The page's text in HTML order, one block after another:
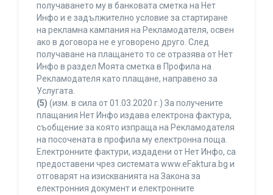
получаването му в банковата сметка на Нет
Инфо и е задължително условие за стартиране
на рекламна кампания на Рекламодателя, освен
ако в договора не е уговорено друго. След
получаване на плащането то се отразява от Нет
Инфо в раздел Моята сметка в Профила на
Рекламодателя като плащане, направено за
Услугата.
(5) (изм. в сила от 01.03.2020 г.) За получените
плащания Нет Инфо издава електрона фактура,
съобщение за която изпраща на Рекламодателя
на посочената в профила му електронна поща.
Електронните фактури, издадени от Нет Инфо, са
предоставени чрез системата www.eFaktura.bg и
отговарят на изискванията на Закона за
електронния документ и електронните